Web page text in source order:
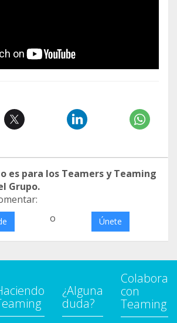
es para los Teamers y Teaming
Grupo.
o Únete
¿Alguna
duda?
Colabora
con
Teaming